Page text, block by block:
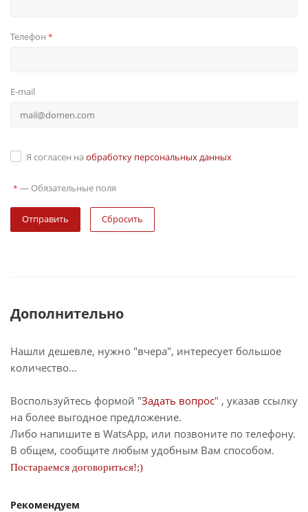
Телефон *
E-mail
Я согласен на обработку персональных данных
* — Обязательные поля
Сбросить
Дополнительно
Нашли дешевле, нужно "вчера", интересует большое
количество...
Воспользуйтесь формой "Задать вопрос" , указав ссылку
на более выгодное предложение.
Либо напишите в WatsApp, или позвоните по телефону.
В общем, сообщите любым удобным Вам способом.
Постараемся договориться!;)
Рекомендуем